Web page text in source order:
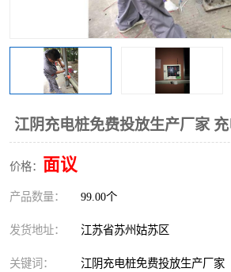
江阴充电桩免费投放生产厂家
价格： 面议
产品数量： 99.00个
发货地址： 江苏省苏州姑苏区
关键词： 江阴充电桩免费投放生产厂家